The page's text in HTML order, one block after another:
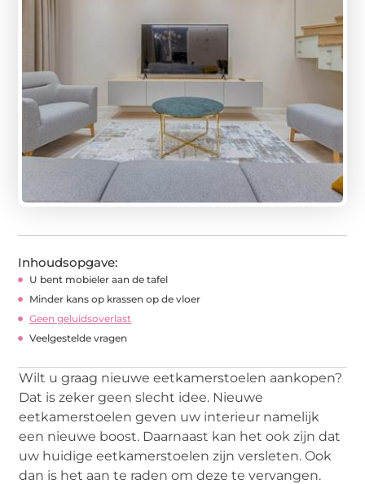
Inhoudsopgave:
U bent mobieler aan de tafel
Minder kans op krassen op de vloer
Geen geluidsoverlast
Veelgestelde vragen
Wilt u graag nieuwe eetkamerstoelen aankopen?
Dat is zeker geen slecht idee. Nieuwe
eetkamerstoelen geven uw interieur namelijk
een nieuwe boost. Daarnaast kan het ook zijn dat
uw huidige eetkamerstoelen zijn versleten. Ook
dan is het aan te raden om deze te vervangen.